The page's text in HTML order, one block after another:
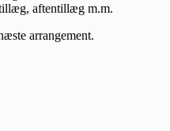
aftentillæg m.m.
arrangement.